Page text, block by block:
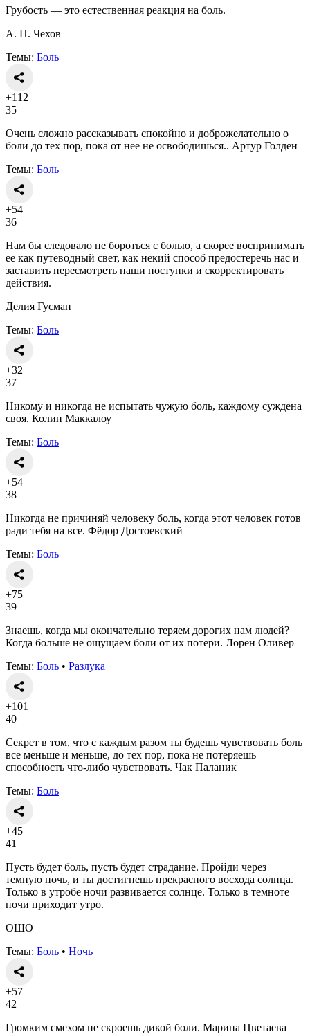
Грубость — это естественная реакция на боль.
А. П. Чехов
Темы: Боль
+112
35
Очень сложно рассказывать спокойно и доброжелательно о
боли до тех пор, пока от нее не освободишься.. Артур Голден
Темы: Боль
+54
36
Нам бы следовало не бороться с болью, а скорее воспринимать
ее как путеводный свет, как некий способ предостеречь нас и
заставить пересмотреть наши поступки и скорректировать
действия.
Делия Гусман
Темы: Боль
+32
37
Никому и никогда не испытать чужую боль, каждому суждена
своя. Колин Маккалоу
Темы: Боль
+54
38
Никогда не причиняй человеку боль, когда этот человек готов
ради тебя на все. Фёдор Достоевский
Темы: Боль
+75
39
Знаешь, когда мы окончательно теряем дорогих нам людей?
Когда больше не ощущаем боли от их потери. Лорен Оливер
Темы: Боль • Разлука
+101
40
Секрет в том, что с каждым разом ты будешь чувствовать боль
все меньше и меньше, до тех пор, пока не потеряешь
способность что-либо чувствовать. Чак Паланик
Темы: Боль
+45
41
Пусть будет боль, пусть будет страдание. Пройди через
темную ночь, и ты достигнешь прекрасного восхода солнца.
Только в утробе ночи развивается солнце. Только в темноте
ночи приходит утро.
ОШО
Темы: Боль • Ночь
+57
42
Громким смехом не скроешь дикой боли. Марина Цветаева